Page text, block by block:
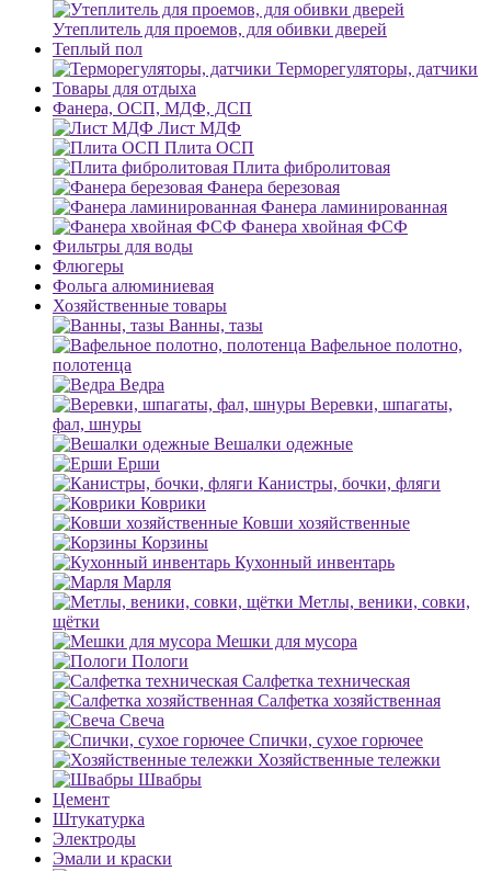
Утеплитель для проемов, для обивки дверей
Теплый пол
Терморегуляторы, датчики
Товары для отдыха
Фанера, ОСП, МДФ, ДСП
Лист МДФ
Плита ОСП
Плита фибролитовая
Фанера березовая
Фанера ламинированная
Фанера хвойная ФСФ
Фильтры для воды
Флюгеры
Фольга алюминиевая
Хозяйственные товары
Ванны, тазы
Вафельное полотно,
полотенца
Ведра
Веревки, шпагаты,
фал, шнуры
Вешалки одежные
Ерши
Канистры, бочки, фляги
Коврики
Ковши хозяйственные
Корзины
Кухонный инвентарь
Марля
Метлы, веники, совки,
щётки
Мешки для мусора
Пологи
Салфетка техническая
Салфетка хозяйственная
Свеча
Спички, сухое горючее
Хозяйственные тележки
Швабры
Цемент
Штукатурка
Электроды
Эмали и краски